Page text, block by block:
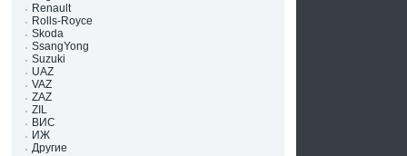
Renault
Rolls-Royce
Skoda
SsangYong
Suzuki
UAZ
VAZ
ZAZ
ZIL
ВИС
ИЖ
Другие